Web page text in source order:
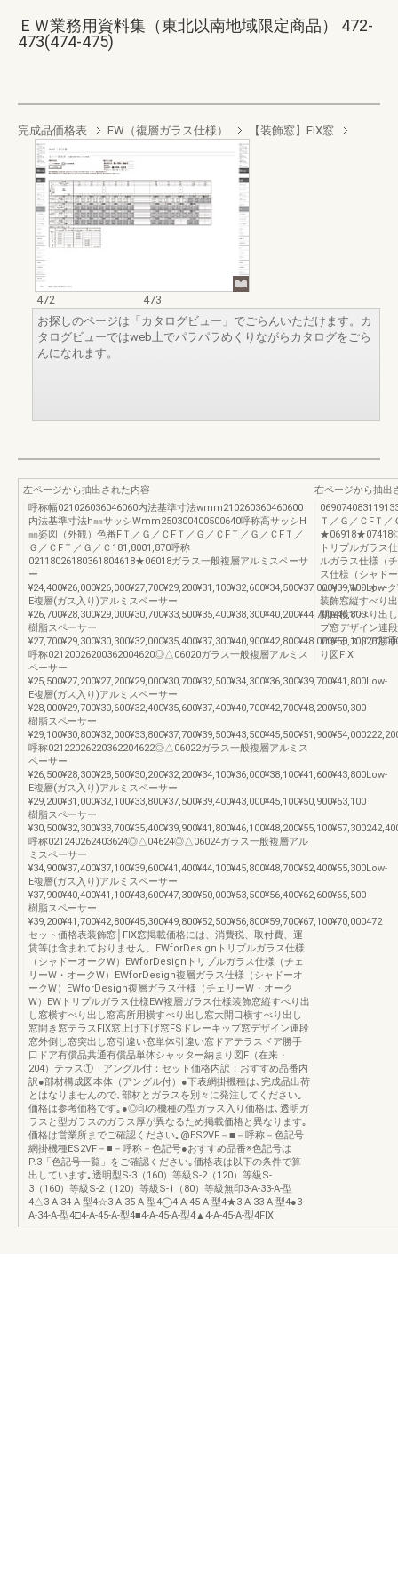
ＥＷ業務用資料集（東北以南地域限定商品） 472-
473(474-475)
完成品価格表 EW（複層ガラス仕様） 【装飾窓】FIX窓
472
473
お探しのページは「カタログビュー」でごらんいただけます。カ
タログビューではweb上でパラパラめくりながらカタログをごら
んになれます。
左ページから抽出された内容
呼称幅021026036046060内法基準寸法wmm210260360460600
内法基準寸法h㎜サッシWmm250300400500640呼称高サッシH
㎜姿図（外観）色番FＴ／Ｇ／ＣFＴ／Ｇ／ＣFＴ／Ｇ／ＣFＴ／
Ｇ／ＣFＴ／Ｇ／Ｃ181,8001,870呼称
02118026180361804618★06018ガラス一般複層アルミスペーサ
ー
¥24,400¥26,000¥26,000¥27,700¥29,200¥31,100¥32,600¥34,500¥37,000¥39,100Low-
E複層(ガス入り)アルミスペーサー
¥26,700¥28,300¥29,000¥30,700¥33,500¥35,400¥38,300¥40,200¥44,700¥46,800
樹脂スペーサー
呼称02120026200362004620◎△06020ガラス一般複層アルミス
ペーサー
¥25,500¥27,200¥27,200¥29,000¥30,700¥32,500¥34,300¥36,300¥39,700¥41,800Low-
E複層(ガス入り)アルミスペーサー
¥28,000¥29,700¥30,600¥32,400¥35,600¥37,400¥40,700¥42,700¥48,200¥50,300
樹脂スペーサー
呼称02122026220362204622◎△06022ガラス一般複層アルミス
ペーサー
¥26,500¥28,300¥28,500¥30,200¥32,200¥34,100¥36,000¥38,100¥41,600¥43,800Low-
E複層(ガス入り)アルミスペーサー
¥29,200¥31,000¥32,100¥33,800¥37,500¥39,400¥43,000¥45,100¥50,900¥53,100
樹脂スペーサー
呼称021240262403624◎△04624◎△06024ガラス一般複層アル
ミスペーサー
¥34,900¥37,400¥37,100¥39,600¥41,400¥44,100¥45,800¥48,700¥52,400¥55,300Low-
E複層(ガス入り)アルミスペーサー
¥37,900¥40,400¥41,100¥43,600¥47,300¥50,000¥53,500¥56,400¥62,600¥65,500
樹脂スペーサー
¥39,200¥41,700¥42,800¥45,300¥49,800¥52,500¥56,800¥59,700¥67,100¥70,000472
セット価格表装飾窓│FIX窓掲載価格には、消費税、取付費、運
賃等は含まれておりません。EWforDesignトリプルガラス仕様
（シャドーオークW）EWforDesignトリプルガラス仕様（チェ
リーW・オークW）EWforDesign複層ガラス仕様（シャドーオ
ークW）EWforDesign複層ガラス仕様（チェリーW・オーク
W）EWトリプルガラス仕様EW複層ガラス仕様装飾窓縦すべり出
し窓横すべり出し窓高所用横すべり出し窓大開口横すべり出し
窓開き窓テラスFIX窓上げ下げ窓FSドレーキップ窓デザイン連段
窓外倒し窓突出し窓引違い窓単体引違い窓ドアテラスドア勝手
口ドア有償品共通有償品単体シャッター納まり図F（在来・
204）テラス① アングル付：セット価格内訳：おすすめ品番内
訳●部材構成図本体（アングル付）●下表網掛機種は､完成品出荷
とはなりませんので､部材とガラスを別々に発注してください｡
価格は参考価格です｡●◎印の機種の型ガラス入り価格は､透明ガ
ラスと型ガラスのガラス厚が異なるため掲載価格と異なります｡
価格は営業所までご確認ください｡@ES2VF－■－呼称－色記号
網掛機種ES2VF－■－呼称－色記号●おすすめ品番※色記号は
P.3「色記号一覧」をご確認ください｡価格表は以下の条件で算
出しています｡透明型S-3（160）等級S-2（120）等級S-
3（160）等級S-2（120）等級S-1（80）等級無印3-A-33-A-型
4△3-A-34-A-型4☆3-A-35-A-型4◯4-A-45-A-型4★3-A-33-A-型4●3-
A-34-A-型4□4-A-45-A-型4■4-A-45-A-型4▲4-A-45-A-型4FIX
右ページから抽出
Ｔ／Ｇ／ＣFＴ
トリプルガラス
ルガラス仕様（
ス仕様（シャド
ェリーW・オー
装飾窓縦すべり
開口横すべり出
プ窓デザイン連
アテラスドア勝
り図FIX